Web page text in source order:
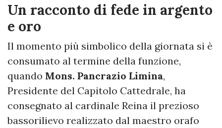
Un racconto di fede in argento
e oro
Il momento più simbolico della giornata si è
consumato al termine della funzione,
quando Mons. Pancrazio Limina,
Presidente del Capitolo Cattedrale, ha
consegnato al cardinale Reina il prezioso
bassorilievo realizzato dal maestro orafo